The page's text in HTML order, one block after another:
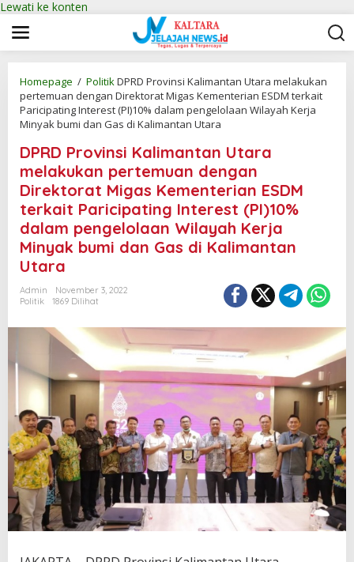
Lewati ke konten
Homepage / PolitikDPRD Provinsi Kalimantan Utara melakukan
pertemuan dengan Direktorat Migas Kementerian ESDM terkait
Paricipating Interest (PI)10% dalam pengelolaan Wilayah Kerja
Minyak bumi dan Gas di Kalimantan Utara
DPRD Provinsi Kalimantan Utara
melakukan pertemuan dengan
Direktorat Migas Kementerian ESDM
terkait Paricipating Interest (PI)10%
dalam pengelolaan Wilayah Kerja
Minyak bumi dan Gas di Kalimantan
Utara
Admin
November 3, 2022
Politik
1869 Dilihat